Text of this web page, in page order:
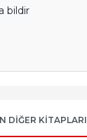
bildir
DIĞER KITAPLARI